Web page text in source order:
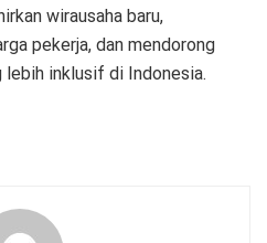
wirausaha baru,
pekerja, dan mendorong
lebih inklusif di Indonesia.